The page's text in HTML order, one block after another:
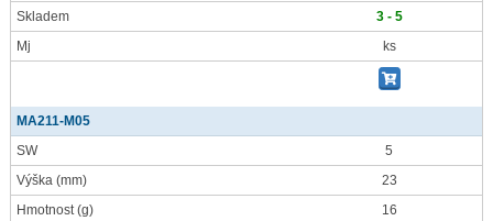
Skladem
3 - 5
Mj
ks
MA211-M05
SW
5
Výška (mm)
23
Hmotnost(g)
16